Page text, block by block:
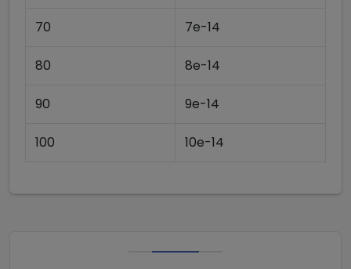
70 7e-14
80 8e-14
90 9e-14
100 10e-14